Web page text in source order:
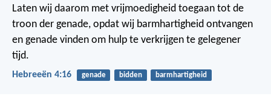
Laten wij daarom met vrijmoedigheid toegaan tot de
troon der genade, opdat wij barmhartigheid ontvangen
en genade vinden om hulp te verkrijgen te gelegener
tijd.
Hebreeën 4:16 genade bidden barmhartigheid